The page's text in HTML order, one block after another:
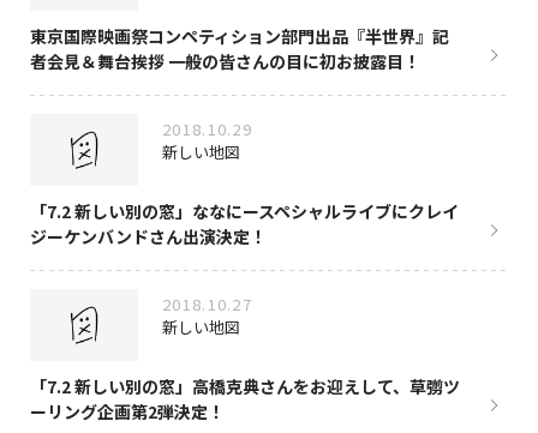
東京国際映画祭コンペティション部門出品『半世界』記
者会見＆舞台挨拶 一般の皆さんの目に初お披露目！
2018.10.29
新しい地図
「7.2 新しい別の窓」ななにースペシャルライブにクレイ
ジーケンバンドさん出演決定！
2018.10.27
新しい地図
「7.2 新しい別の窓」高橋克典さんをお迎えして、草彅ツ
ーリング企画第2弾決定！